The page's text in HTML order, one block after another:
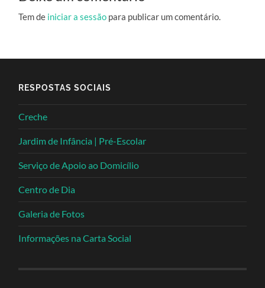
Tem de iniciar a sessão para publicar um comentário.
RESPOSTAS SOCIAIS
Creche
Jardim de Infância | Pré-Escolar
Serviço de Apoio ao Domicílio
Centro de Dia
Galeria de Fotos
Informações na Carta Social